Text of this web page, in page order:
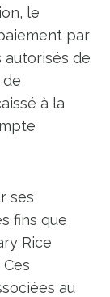
le
par
autorisés de
de
à la
ses
fins que
Rice
Ces
au